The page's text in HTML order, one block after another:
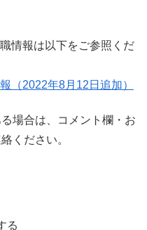
情報は以下をご参照くだ
（2022年8月12日追加）
場合は、コメント欄・お
ください。
る